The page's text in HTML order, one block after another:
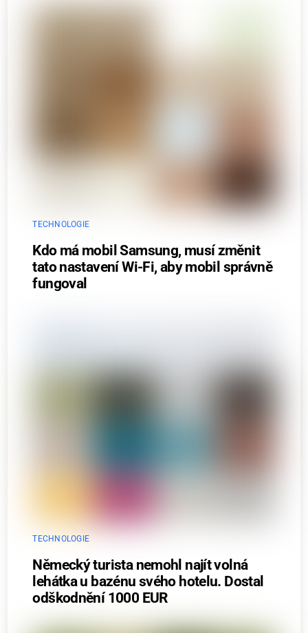
TECHNOLOGIE
Kdo má mobil Samsung, musí změnit
tato nastavení Wi-Fi, aby mobil správně
fungoval
TECHNOLOGIE
Německý turista nemohl najít volná
lehátka u bazénu svého hotelu. Dostal
odškodnění 1000 EUR